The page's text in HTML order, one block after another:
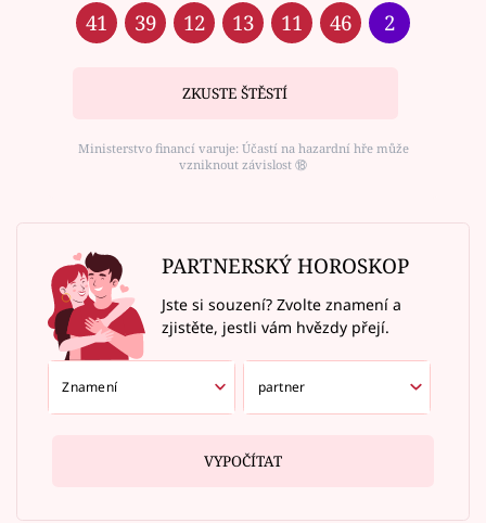
41 39 12 13 11 46 2
ZKUSTE ŠTĚSTÍ
Ministerstvo financí varuje: Účastí na hazardní hře může
vzniknout závislost ⑱
PARTNERSKÝ HOROSKOP
Jste si souzení? Zvolte znamení a
zjistěte, jestli vám hvězdy přejí.
VYPOČÍTAT